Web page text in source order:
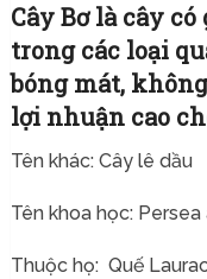
Cây Bơ là cây
trong các loại
bóng mát,
lợi nhuận cao
Tên khác: Cây lê dầu
Tên khoa học:
Thuộc họ: Quế